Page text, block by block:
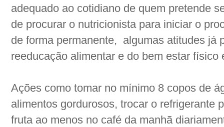
adequado ao cotidiano de quem pretende
de procurar o nutricionista para iniciar o
de forma permanente, algumas atitudes já
reeducação alimentar e do bem estar físico
Ações como tomar no mínimo 8 copos de
alimentos gordurosos, trocar o refrigerante
fruta ao menos no café da manhã